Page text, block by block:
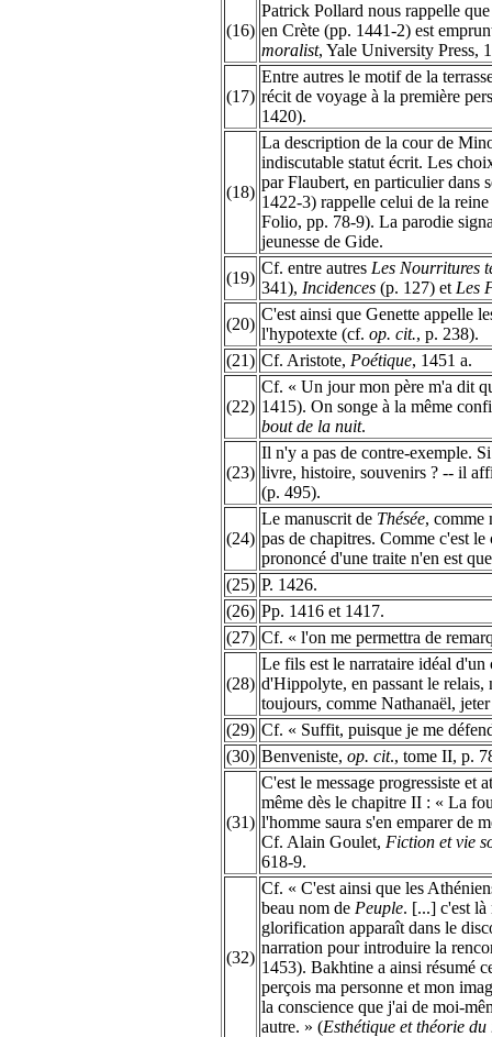
(16)
Patrick Pollard nous rappelle
en Crète (pp. 1441-2) est
moralist, Yale University Press,
(17)
Entre autres le motif de la
récit de voyage à la première
1420).
(18)
La description de la cour de
indiscutable statut écrit. Les
par Flaubert, en particulier dans
1422-3) rappelle celui de la
Folio, pp. 78-9). La parodie
jeunesse de Gide.
(19)
Cf. entre autres Les Nourritures
341), Incidences (p. 127) et Les
(20)
C'est ainsi que Genette appelle
l'hypotexte (cf. op. cit., p. 238).
(21) Cf. Aristote, Poétique, 1451 a.
(22)
Cf. « Un jour mon père m'a dit
1415). On songe à la même
bout de la nuit.
(23)
Il n'y a pas de contre-exemple.
livre, histoire, souvenirs ? -- il
(p. 495).
(24)
Le manuscrit de Thésée, comme
pas de chapitres. Comme c'est
prononcé d'une traite n'en est
(25) P. 1426.
(26) Pp. 1416 et 1417.
(27) Cf. « l'on me permettra de
(28)
Le fils est le narrataire idéal
d'Hippolyte, en passant le
toujours, comme Nathanaël,
(29) Cf. « Suffit, puisque je me
(30) Benveniste, op. cit., tome II, p.
(31)
C'est le message progressiste et
même dès le chapitre II : « La
l'homme saura s'en emparer de
Cf. Alain Goulet, Fiction et vie
618-9.
(32)
Cf. « C'est ainsi que les
beau nom de Peuple. [...] c'est là
glorification apparaît dans le
narration pour introduire la
1453). Bakhtine a ainsi résumé
perçois ma personne et mon
la conscience que j'ai de moi-
autre. » (Esthétique et théorie du